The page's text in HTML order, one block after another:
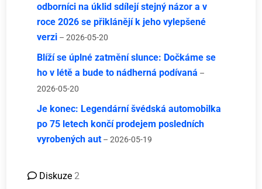
odborníci na úklid sdílejí stejný názor a v
roce 2026 se přiklánějí k jeho vylepšené
verzi – 2026-05-20
Blíží se úplné zatmění slunce: Dočkáme se
ho v létě a bude to nádherná podívaná –
2026-05-20
Je konec: Legendární švédská automobilka
po 75 letech končí prodejem posledních
vyrobených aut – 2026-05-19
Diskuze2